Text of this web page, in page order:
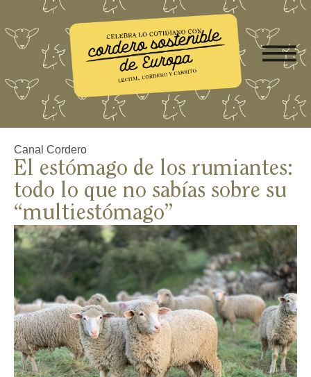
Canal Cordero
El estómago de los rumiantes:
todo lo que no sabías sobre su
“multiestómago”